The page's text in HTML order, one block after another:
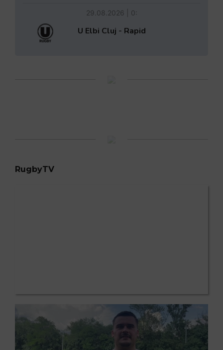
29.08.2026 | 0:
U Elbi Cluj - Rapid
RugbyTV